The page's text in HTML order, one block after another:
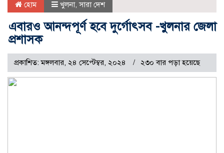
হোম খুলনা,সারা দেশ
এবারও আনন্দপূর্ণ হবে দুর্গোৎসব -খুলনার জেলা
প্রশাসক
প্রকাশিত: মঙ্গলবার, ২৪ সেপ্টেম্বর, ২০২৪ ২৩০ বার পড়া হয়েছে